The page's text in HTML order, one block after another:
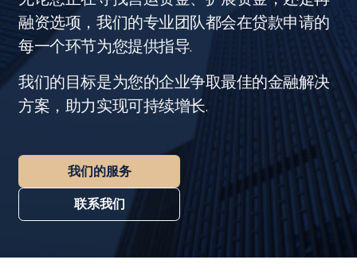
融资选项，我们的专业团队都会在贷款申请的
每一个环节为您提供指导.
我们的目标是为您的企业争取最佳的金融解决
方案，助力实现可持续增长.
我们的服务
联系我们